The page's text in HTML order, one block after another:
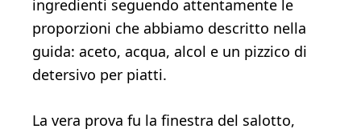
ingredienti seguendo attentamente le
proporzioni che abbiamo descritto nella
guida: aceto, acqua, alcol e un pizzico di
detersivo per piatti.
La vera prova fu la finestra del salotto,